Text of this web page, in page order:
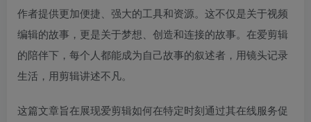
作者提供更加便捷、强大的工具和资源。这不仅是关于视频
编辑的故事，更是关于梦想、创造和连接的故事。在爱剪辑
的陪伴下，每个人都能成为自己故事的叙述者，用镜头记录
生活，用剪辑讲述不凡。
这篇文章旨在展现爱剪辑如何在特定时刻通过其在线服务促